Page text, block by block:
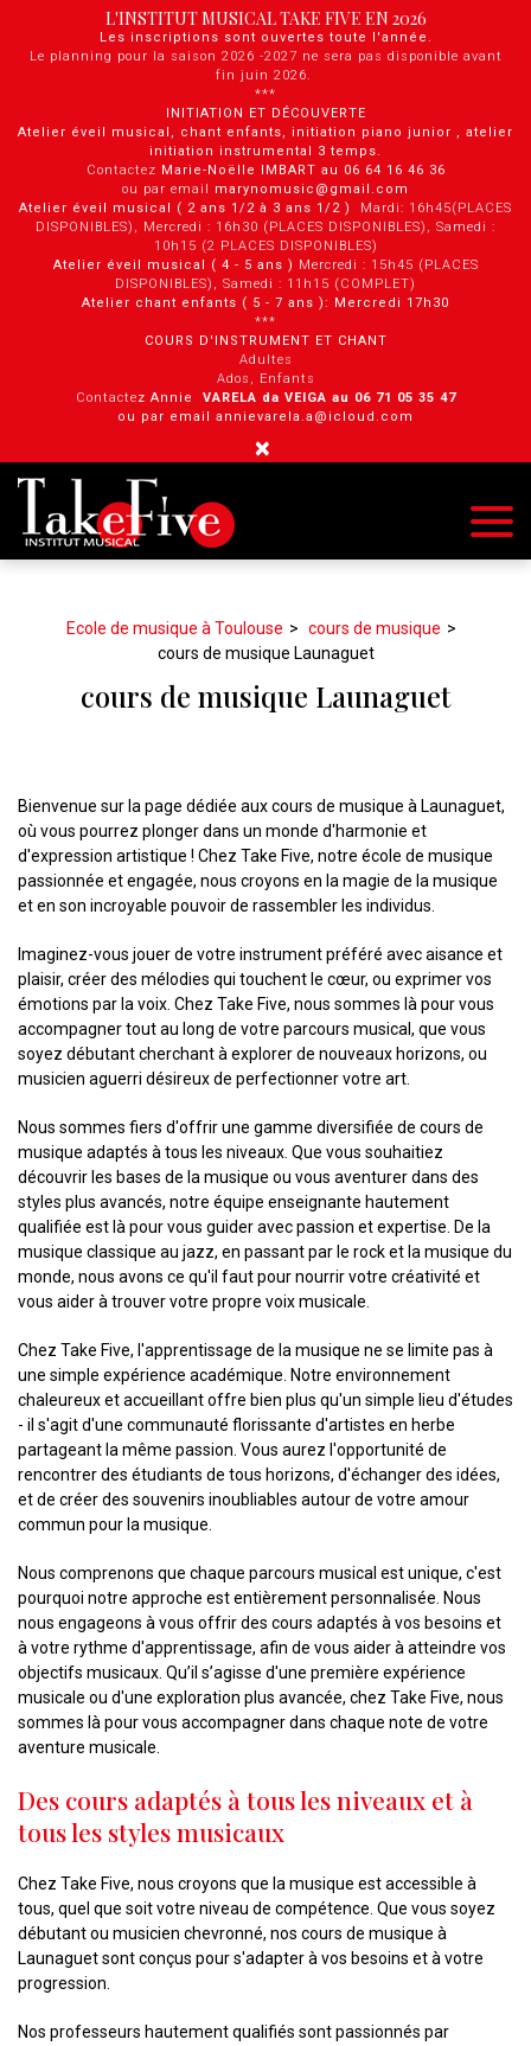
L'INSTITUT MUSICAL TAKE FIVE EN 2026
Les inscriptions sont ouvertes toute l'année.
Le planning pour la saison 2026 -2027 ne sera pas disponible avant
fin juin 2026.
***
INITIATION ET DÉCOUVERTE
Atelier éveil musical, chant enfants, initiation piano junior , atelier
initiation instrumental 3 temps.
Contactez Marie-Noëlle IMBART au 06 64 16 46 36
ou par email marynomusic@gmail.com
Atelier éveil musical ( 2 ans 1/2 à 3 ans 1/2 ) Mardi: 16h45(PLACES
DISPONIBLES), Mercredi : 16h30 (PLACES DISPONIBLES), Samedi :
10h15 (2 PLACES DISPONIBLES)
Atelier éveil musical ( 4 - 5 ans ) Mercredi : 15h45 (PLACES
DISPONIBLES), Samedi : 11h15 (COMPLET)
Atelier chant enfants ( 5 - 7 ans ): Mercredi 17h30
***
COURS D'INSTRUMENT ET CHANT
Adultes
Ados, Enfants
Contactez Annie VARELA da VEIGA au 0 6 71 05 35 47
ou par email annievarela.a@icloud.com
×
Ecole de musique à Toulouse
cours de musique
cours de musique Launaguet
cours de musique Launaguet
Bienvenue sur la page dédiée aux cours de musique à Launaguet,
où vous pourrez plonger dans un monde d'harmonie et
d'expression artistique ! Chez Take Five, notre école de musique
passionnée et engagée, nous croyons en la magie de la musique
et en son incroyable pouvoir de rassembler les individus.
Imaginez-vous jouer de votre instrument préféré avec aisance et
plaisir, créer des mélodies qui touchent le cœur, ou exprimer vos
émotions par la voix. Chez Take Five, nous sommes là pour vous
accompagner tout au long de votre parcours musical, que vous
soyez débutant cherchant à explorer de nouveaux horizons, ou
musicien aguerri désireux de perfectionner votre art.
Nous sommes fiers d'offrir une gamme diversifiée de cours de
musique adaptés à tous les niveaux. Que vous souhaitiez
découvrir les bases de la musique ou vous aventurer dans des
styles plus avancés, notre équipe enseignante hautement
qualifiée est là pour vous guider avec passion et expertise. De la
musique classique au jazz, en passant par le rock et la musique du
monde, nous avons ce qu'il faut pour nourrir votre créativité et
vous aider à trouver votre propre voix musicale.
Chez Take Five, l'apprentissage de la musique ne se limite pas à
une simple expérience académique. Notre environnement
chaleureux et accueillant offre bien plus qu'un simple lieu d'études
- il s'agit d'une communauté florissante d'artistes en herbe
partageant la même passion. Vous aurez l'opportunité de
rencontrer des étudiants de tous horizons, d'échanger des idées,
et de créer des souvenirs inoubliables autour de votre amour
commun pour la musique.
Nous comprenons que chaque parcours musical est unique, c'est
pourquoi notre approche est entièrement personnalisée. Nous
nous engageons à vous offrir des cours adaptés à vos besoins et
à votre rythme d'apprentissage, afin de vous aider à atteindre vos
objectifs musicaux. Qu’il s’agisse d'une première expérience
musicale ou d'une exploration plus avancée, chez Take Five, nous
sommes là pour vous accompagner dans chaque note de votre
aventure musicale.
Des cours adaptés à tous les niveaux et à
tous les styles musicaux
Chez Take Five, nous croyons que la musique est accessible à
tous, quel que soit votre niveau de compétence. Que vous soyez
débutant ou musicien chevronné, nos cours de musique à
Launaguet sont conçus pour s'adapter à vos besoins et à votre
progression.
Nos professeurs hautement qualifiés sont passionnés par
Panneau de gestion des cookies